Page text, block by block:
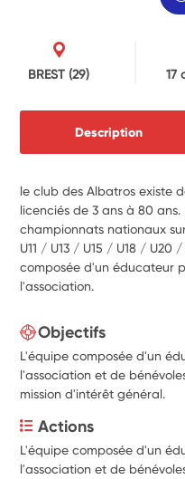
BREST (29) 17
Description
le club des Albatros existe
licenciés de 3 ans à 80
championnats nationaux
U11 / U13 / U15 / U18 / U20
composée d'un éducateur
l'association.
Objectifs
L'équipe composée d'un
l'association et de
mission d'intérêt général.
Actions
L'équipe composée d'un
l'association et de